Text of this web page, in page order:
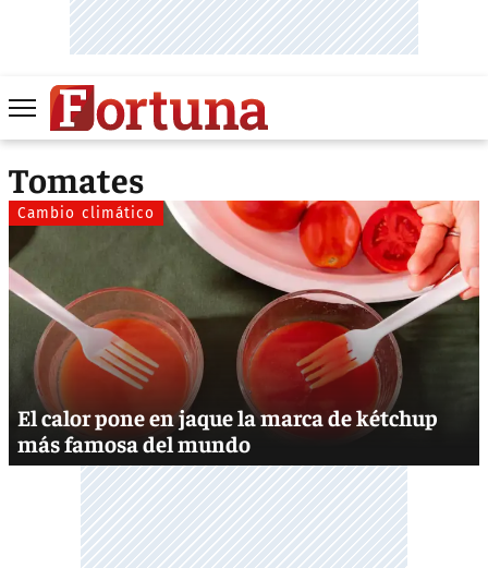
Tomates
Cambio climático
El calor pone en jaque la marca de kétchup
más famosa del mundo